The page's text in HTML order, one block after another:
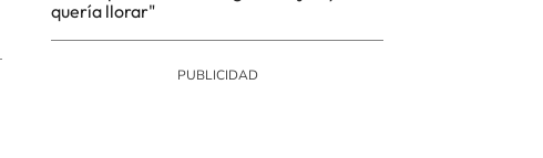
quería llorar"